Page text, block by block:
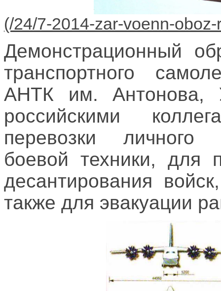
Демонстрационный
транспортного
АНТК им. Антонова,
российскими
перевозки личного
боевой техники, для
десантирования
также для эвакуации